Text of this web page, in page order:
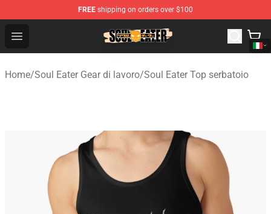
FREE shipping on orders over $100
Open menu
Soul Eater Store - Official Soul Eater Merchandise Shop
Home/Soul Eater Gear di lavoro/Soul Eater Top serbatoio